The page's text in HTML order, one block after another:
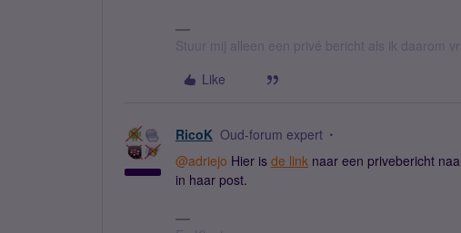
Stuur mij alleen een privé bericht als ik daarom
Like
RicoK Oud-forum expert
@adriejo Hier is de link naar een privebericht
in haar post.